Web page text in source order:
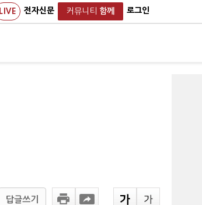
LIVE 전자신문 커뮤니티 함께 로그인
답글쓰기